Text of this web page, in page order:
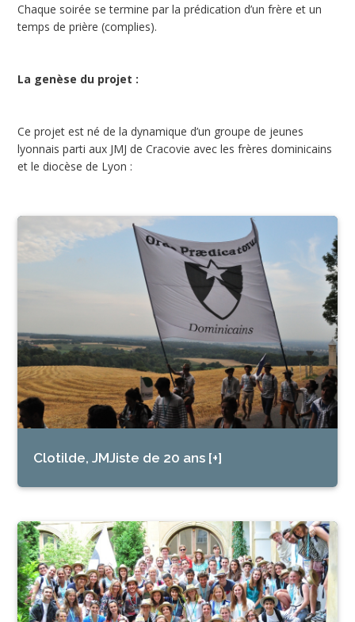
Chaque soirée se termine par la prédication d’un frère et un
temps de prière (complies).
La genèse du projet :
Ce projet est né de la dynamique d’un groupe de jeunes
lyonnais parti aux JMJ de Cracovie avec les frères dominicains
et le diocèse de Lyon :
Clotilde, JMJiste de 20 ans [+]